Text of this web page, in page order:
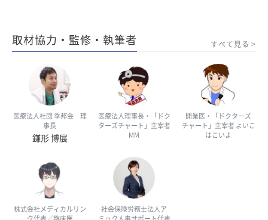
取材協力・監修・執筆者 すべて見る
医療法人社団 季邦会 理
事長
鎌形 博展
医療法人理事長・「ドク
ターズチャート」主宰者
MM
開業医・「ドクターズ
チャート」主宰者 よいこ
はこいよ
株式会社メディカルリン
ク代表／臨床医
社会保険労務士法人ア
ミック人事サポート代表